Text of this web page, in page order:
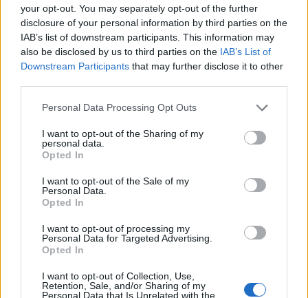
your opt-out. You may separately opt-out of the further
disclosure of your personal information by third parties on the
IAB’s list of downstream participants. This information may
also be disclosed by us to third parties on the IAB’s List of
Downstream Participants that may further disclose it to other
Personal Data Processing Opt Outs
I want to opt-out of the Sharing of my
personal data.
Opted In
I want to opt-out of the Sale of my
Personal Data.
Opted In
I want to opt-out of processing my
Personal Data for Targeted Advertising.
Opted In
I want to opt-out of Collection, Use,
Retention, Sale, and/or Sharing of my
Personal Data that Is Unrelated with the
— Nicolò Schira (@NicoSchira)May 16, 2026